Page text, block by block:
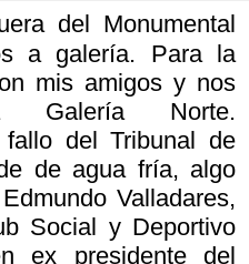
del Monumental
a galería. Para la
mis amigos y nos
Norte.
fallo del Tribunal de
de agua fría, algo
Valladares,
Social y Deportivo
ex presidente del